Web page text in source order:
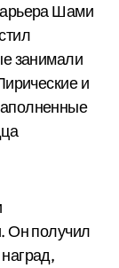
Шами
занимали
и
Он получил